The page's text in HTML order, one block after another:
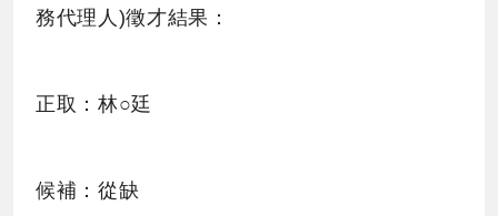
務代理人)徵才結果：
正取：林○廷
候補：從缺